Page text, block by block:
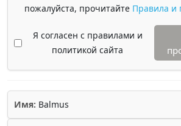
пожалуйста, прочитайте Правила и
Я согласен с правилами и
политикой сайта
Имя: Balmus